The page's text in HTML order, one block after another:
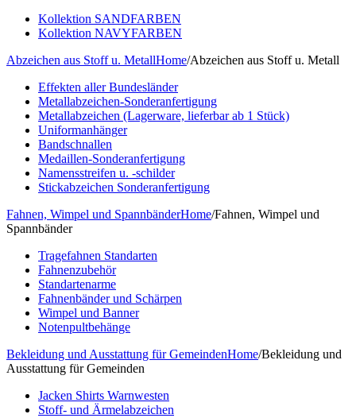
Kollektion SANDFARBEN
Kollektion NAVYFARBEN
Abzeichen aus Stoff u. MetallHome/Abzeichen aus Stoff u. Metall
Effekten aller Bundesländer
Metallabzeichen-Sonderanfertigung
Metallabzeichen (Lagerware, lieferbar ab 1 Stück)
Uniformanhänger
Bandschnallen
Medaillen-Sonderanfertigung
Namensstreifen u. -schilder
Stickabzeichen Sonderanfertigung
Fahnen, Wimpel und SpannbänderHome/Fahnen, Wimpel und
Spannbänder
Tragefahnen Standarten
Fahnenzubehör
Standartenarme
Fahnenbänder und Schärpen
Wimpel und Banner
Notenpultbehänge
Bekleidung und Ausstattung für GemeindenHome/Bekleidung und
Ausstattung für Gemeinden
Jacken Shirts Warnwesten
Stoff- und Ärmelabzeichen